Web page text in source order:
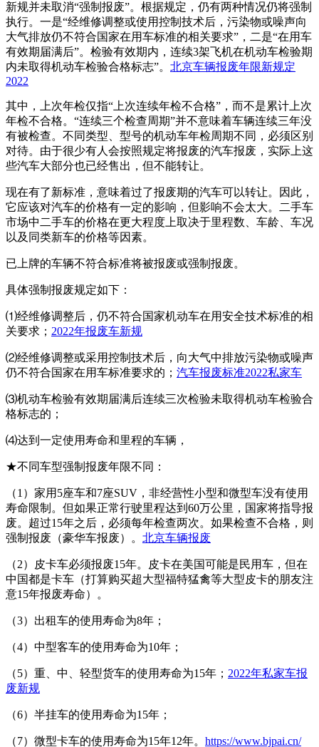
新规并未取消“强制报废”。根据规定，仍有两种情况仍将强制
执行。一是“经维修调整或使用控制技术后，污染物或噪声向
大气排放仍不符合国家在用车标准的相关要求”，二是“在用车
有效期届满后”。检验有效期内，连续3架飞机在机动车检验期
内未取得机动车检验合格标志”。 北京车辆报废年限新规定
2022
其中，上次年检仅指“上次连续年检不合格”，而不是累计上次
年检不合格。“连续三个检查周期”并不意味着车辆连续三年没
有被检查。不同类型、型号的机动车年检周期不同，必须区别
对待。由于很少有人会按照规定将报废的汽车报废，实际上这
些汽车大部分也已经售出，但不能转让。
现在有了新标准，意味着过了报废期的汽车可以转让。因此，
它应该对汽车的价格有一定的影响，但影响不会太大。二手车
市场中二手车的价格在更大程度上取决于里程数、车龄、车况
以及同类新车的价格等因素。
已上牌的车辆不符合标准将被报废或强制报废。
具体强制报废规定如下：
⑴经维修调整后，仍不符合国家机动车在用安全技术标准的相
关要求； 2022年报废车新规
⑵经维修调整或采用控制技术后，向大气中排放污染物或噪声
仍不符合国家在用车标准要求的； 汽车报废标准2022私家车
⑶机动车检验有效期届满后连续三次检验未取得机动车检验合
格标志的；
⑷达到一定使用寿命和里程的车辆，
★不同车型强制报废年限不同：
（1）家用5座车和7座SUV，非经营性小型和微型车没有使用
寿命限制。但如果正常行驶里程达到60万公里，国家将指导报
废。超过15年之后，必须每年检查两次。如果检查不合格，则
强制报废（豪华车报废）。 北京车辆报废
（2）皮卡车必须报废15年。皮卡在美国可能是民用车，但在
中国都是卡车（打算购买超大型福特猛禽等大型皮卡的朋友注
意15年报废寿命）。
（3）出租车的使用寿命为8年；
（4）中型客车的使用寿命为10年；
（5）重、中、轻型货车的使用寿命为15年； 2022年私家车报
废新规
（6）半挂车的使用寿命为15年；
（7）微型卡车的使用寿命为15年12年。 https://www.bjpai.cn/